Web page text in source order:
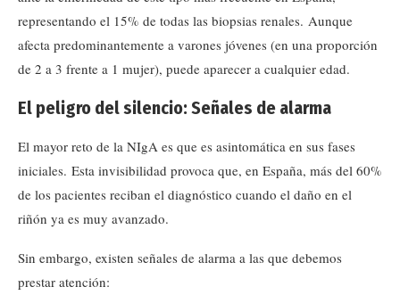
representando el 15% de todas las biopsias renales. Aunque
afecta predominantemente a varones jóvenes (en una proporción
de 2 a 3 frente a 1 mujer), puede aparecer a cualquier edad.
El peligro del silencio: Señales de alarma
El mayor reto de la NIgA es que es asintomática en sus fases
iniciales. Esta invisibilidad provoca que, en España, más del 60%
de los pacientes reciban el diagnóstico cuando el daño en el
riñón ya es muy avanzado.
Sin embargo, existen señales de alarma a las que debemos
prestar atención: